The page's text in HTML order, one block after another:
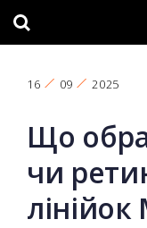
16 09 2025
Що
чи